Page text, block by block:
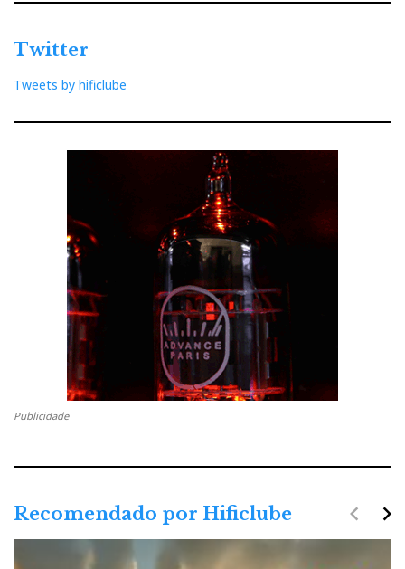
Twitter
Tweets by hificlube
Publicidade
Recomendado por Hificlube navigate_next
navigate_before